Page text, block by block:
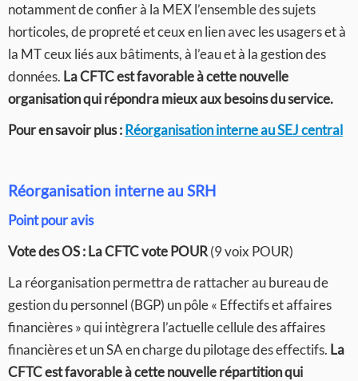
notamment de confier à la MEX l’ensemble des sujets
horticoles, de propreté et ceux en lien avec les usagers et à
la MT ceux liés aux bâtiments, à l’eau et à la gestion des
données. La CFTC est favorable à cette nouvelle
organisation qui répondra mieux aux besoins du service.
Pour en savoir plus :Réorganisation interne au SEJ central
Réorganisation interne au SRH
Point pour avis
Vote des OS :La CFTC vote POUR(9 voix POUR)
La réorganisation permettra de rattacher au bureau de
gestion du personnel (BGP) un pôle « Effectifs et affaires
financières » qui intègrera l’actuelle cellule des affaires
financières et un SA en charge du pilotage des effectifs. La
CFTC est favorable à cette nouvelle répartition qui